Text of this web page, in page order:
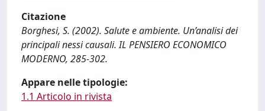
Citazione
Borghesi, S. (2002). Salute e ambiente. Un’analisi dei
principali nessi causali. IL PENSIERO ECONOMICO
MODERNO, 285-302.
Appare nelle tipologie:
1.1 Articolo in rivista